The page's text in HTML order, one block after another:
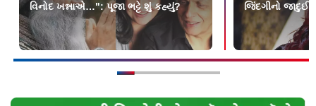
વિનોદ ખન્નાએ…": પૂજા ભટ્ટે શું કહ્યું?
જિંદગીનો જાદુઈ